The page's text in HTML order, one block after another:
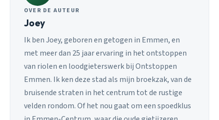
OVER DE AUTEUR
Joey
Ik ben Joey, geboren en getogen in Emmen, en
met meer dan 25 jaar ervaring in het ontstoppen
van riolen en loodgieterswerk bij Ontstoppen
Emmen. Ik ken deze stad als mijn broekzak, van de
bruisende straten in het centrum tot de rustige
velden rondom. Of het nou gaat om een spoedklus